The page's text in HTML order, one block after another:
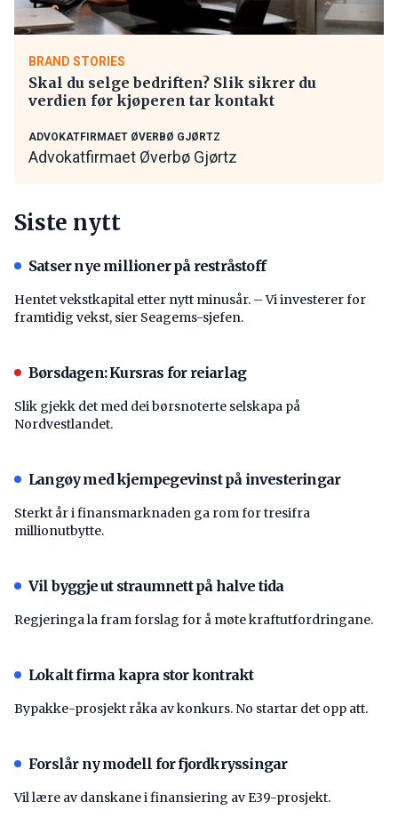
BRAND STORIES
Skal du selge bedriften? Slik sikrer du
verdien før kjøperen tar kontakt
ADVOKATFIRMAET ØVERBØ GJØRTZ
Advokatfirmaet Øverbø Gjørtz
Siste nytt
Satser nye millioner på restråstoff
Hentet vekstkapital etter nytt minusår. – Vi investerer for
framtidig vekst, sier Seagems-sjefen.
Børsdagen: Kursras for reiarlag
Slik gjekk det med dei børsnoterte selskapa på
Nordvestlandet.
Langøy med kjempegevinst på investeringar
Sterkt år i finansmarknaden ga rom for tresifra
millionutbytte.
Vil byggje ut straumnett på halve tida
Regjeringa la fram forslag for å møte kraftutfordringane.
Lokalt firma kapra stor kontrakt
Bypakke-prosjekt råka av konkurs. No startar det opp att.
Forslår ny modell for fjordkryssingar
Vil lære av danskane i finansiering av E39-prosjekt.